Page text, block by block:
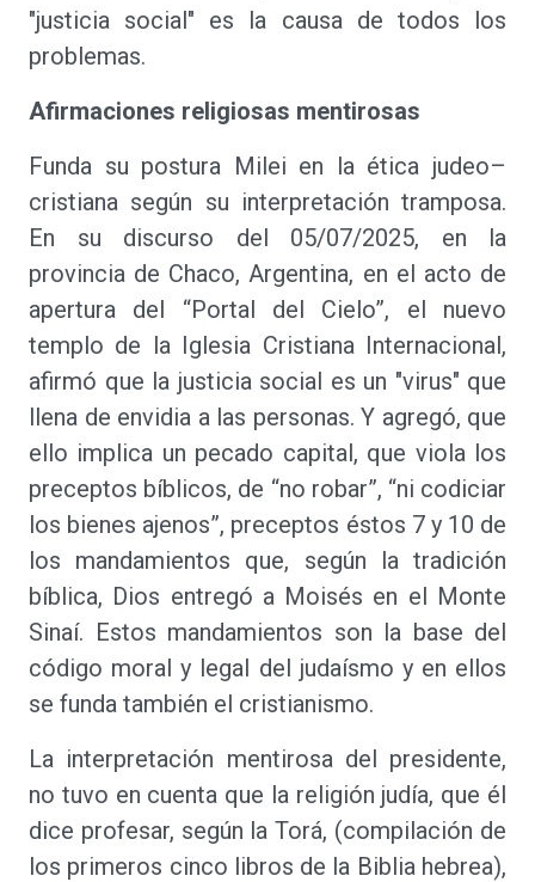
"justicia social" es la causa de todos los
problemas.
Afirmaciones religiosas mentirosas
Funda su postura Milei en la ética judeo–
cristiana según su interpretación tramposa.
En su discurso del 05/07/2025, en la
provincia de Chaco, Argentina, en el acto de
apertura del “Portal del Cielo”, el nuevo
templo de la Iglesia Cristiana Internacional,
afirmó que la justicia social es un "virus" que
llena de envidia a las personas. Y agregó, que
ello implica un pecado capital, que viola los
preceptos bíblicos, de “no robar”, “ni codiciar
los bienes ajenos”, preceptos éstos 7 y 10 de
los mandamientos que, según la tradición
bíblica, Dios entregó a Moisés en el Monte
Sinaí. Estos mandamientos son la base del
código moral y legal del judaísmo y en ellos
se funda también el cristianismo.
La interpretación mentirosa del presidente,
no tuvo en cuenta que la religión judía, que él
dice profesar, según la Torá, (compilación de
los primeros cinco libros de la Biblia hebrea),